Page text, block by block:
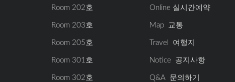
Room 202호
Room 203호
Room 205호
Room 301호
Room 302호
Online 실시간예약
Map 교통
Travel 여행지
Notice 공지사항
Q&A 문의하기